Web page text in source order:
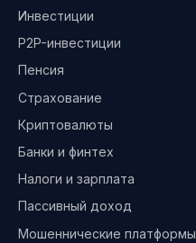
Инвестиции
P2P-инвестиции
Пенсия
Страхование
Криптовалюты
Банки и финтех
Налоги и зарплата
Пассивный доход
Мошеннические платформы